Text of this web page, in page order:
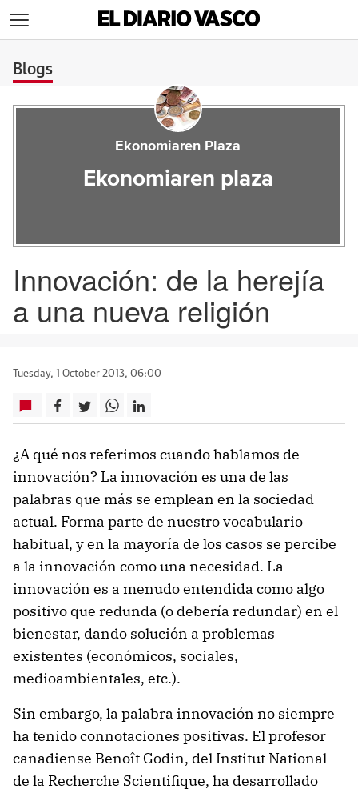
Blogs
Ekonomiaren Plaza
Ekonomiaren plaza
Innovación: de la herejía
a una nueva religión
Tuesday, 1 October 2013, 06:00
¿A qué nos referimos cuando hablamos de
innovación? La innovación es una de las
palabras que más se emplean en la sociedad
actual. Forma parte de nuestro vocabulario
habitual, y en la mayoría de los casos se percibe
a la innovación como una necesidad. La
innovación es a menudo entendida como algo
positivo que redunda (o debería redundar) en el
bienestar, dando solución a problemas
existentes (económicos, sociales,
medioambientales, etc.).
Sin embargo, la palabra innovación no siempre
ha tenido connotaciones positivas. El profesor
canadiense Benoît Godin, del Institut National
de la Recherche Scientifique, ha desarrollado